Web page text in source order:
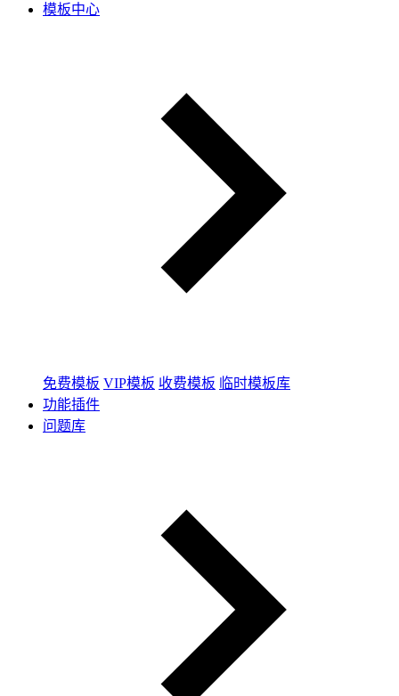
模板中心
免费模板 VIP模板 收费模板 临时模板库
功能插件
问题库